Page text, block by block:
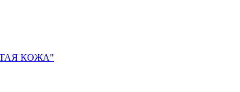
КОЖА"